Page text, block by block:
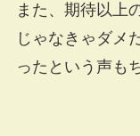
また、期待以上
じゃなきゃダメ
ったという声も